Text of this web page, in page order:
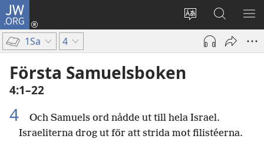
JW.ORG
Ändra
webbplatsens
språk
Logga
(öppnar
Sök
på
jw.org
1Sa 4
Första Samuelsboken
4:1–22
4
Och Samuels ord nådde ut till hela Israel.
Israeliterna drog ut för att strida mot filistéerna.